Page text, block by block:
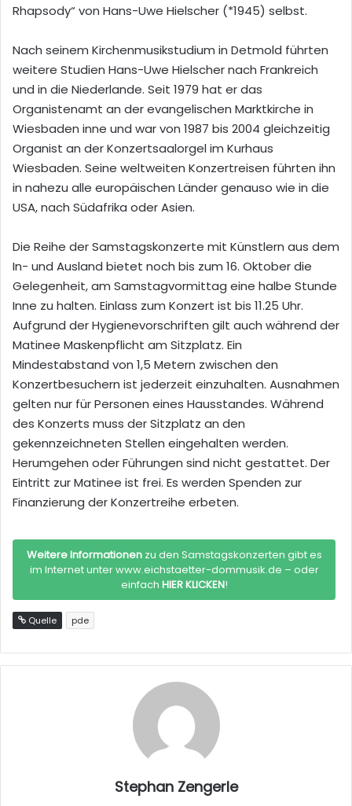
Rhapsody“ von Hans-Uwe Hielscher (*1945) selbst.
Nach seinem Kirchenmusikstudium in Detmold führten
weitere Studien Hans-Uwe Hielscher nach Frankreich
und in die Niederlande. Seit 1979 hat er das
Organistenamt an der evangelischen Marktkirche in
Wiesbaden inne und war von 1987 bis 2004 gleichzeitig
Organist an der Konzertsaalorgel im Kurhaus
Wiesbaden. Seine weltweiten Konzertreisen führten ihn
in nahezu alle europäischen Länder genauso wie in die
USA, nach Südafrika oder Asien.
Die Reihe der Samstagskonzerte mit Künstlern aus dem
In- und Ausland bietet noch bis zum 16. Oktober die
Gelegenheit, am Samstagvormittag eine halbe Stunde
Inne zu halten. Einlass zum Konzert ist bis 11.25 Uhr.
Aufgrund der Hygienevorschriften gilt auch während der
Matinee Maskenpflicht am Sitzplatz. Ein
Mindestabstand von 1,5 Metern zwischen den
Konzertbesuchern ist jederzeit einzuhalten. Ausnahmen
gelten nur für Personen eines Hausstandes. Während
des Konzerts muss der Sitzplatz an den
gekennzeichneten Stellen eingehalten werden.
Herumgehen oder Führungen sind nicht gestattet. Der
Eintritt zur Matinee ist frei. Es werden Spenden zur
Finanzierung der Konzertreihe erbeten.
Weitere Informationenzu den Samstagskonzerten gibt es
im Internet unter www.eichstaetter-dommusik.de – oder
einfach HIER KLICKEN!
Quelle pde
Stephan Zengerle